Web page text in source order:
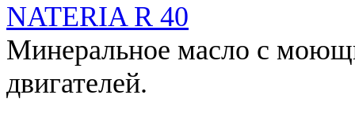
NATERIA R 40
Минеральное масло с
двигателей.